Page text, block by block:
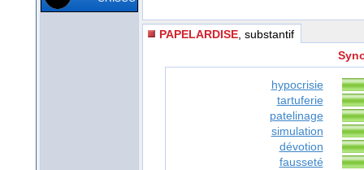
PAPELARDISE , substantif
hypocrisie
tartuferie
patelinage
simulation
dévotion
fausseté